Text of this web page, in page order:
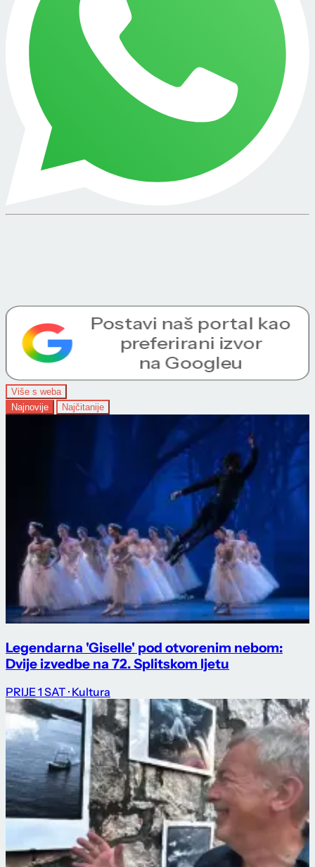
Više s weba
Najnovije
Najčitanije
Legendarna 'Giselle' pod otvorenim nebom:
Dvije izvedbe na 72. Splitskom ljetu
PRIJE 1 SAT · Kultura